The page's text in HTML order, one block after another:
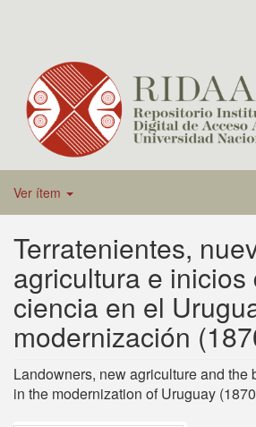
Ver ítem
Terratenientes,
agricultura e inicios
ciencia en el
modernización
Landowners, new agriculture and the
in the modernization of Uruguay